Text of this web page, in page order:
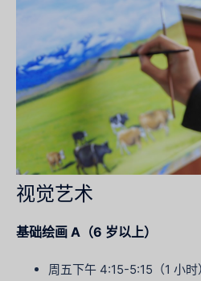
视觉艺术
基础绘画 A（6 岁以上）
周五下午 4:15-5:15（1 小时